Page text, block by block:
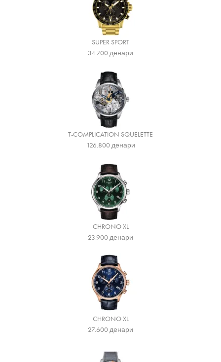
SUPER SPORT
34.700денари
T-COMPLICATION SQUELETTE
126.800денари
CHRONO XL
23.900денари
CHRONO XL
27.600денари